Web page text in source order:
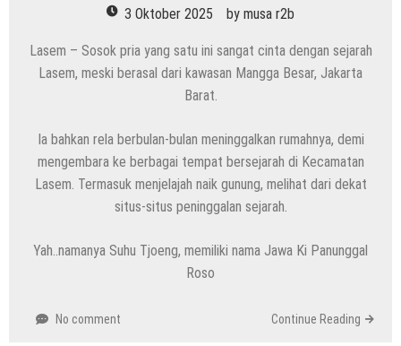
3 Oktober 2025 by musa r2b
Lasem – Sosok pria yang satu ini sangat cinta dengan sejarah
Lasem, meski berasal dari kawasan Mangga Besar, Jakarta
Barat.
Ia bahkan rela berbulan-bulan meninggalkan rumahnya, demi
mengembara ke berbagai tempat bersejarah di Kecamatan
Lasem. Termasuk menjelajah naik gunung, melihat dari dekat
situs-situs peninggalan sejarah.
Yah..namanya Suhu Tjoeng, memiliki nama Jawa Ki Panunggal
Roso
No comment Continue Reading